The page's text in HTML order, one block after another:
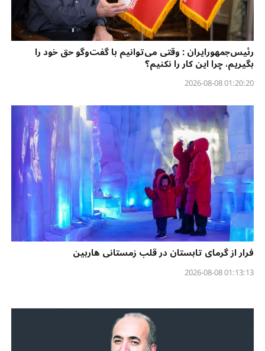
رئیس‌جمهورایران : وقتی می‌توانیم با گفت‌وگو حق خود را
بگیریم، چرا این کار را نکنیم؟
01:20:20 2026-08-08
فرار از گرمای تابستان در قلب زمستانی هاربین
01:13:13 2026-08-08